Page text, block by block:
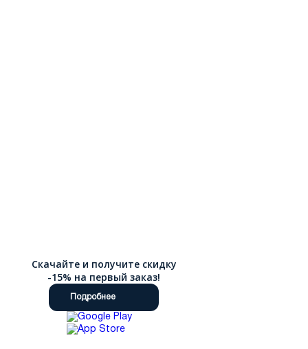
Скачайте и получите скидку
-15% на первый заказ!
Подробнее